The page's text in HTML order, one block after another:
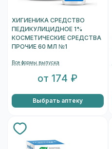
ХИГИЕНИКА СРЕДСТВО
ПЕДИКУЛИЦИДНОЕ 1%
КОСМЕТИЧЕСКИЕ СРЕДСТВА
ПРОЧИЕ 60 МЛ №1
Все формы выпуска
от 174 ₽
Выбрать аптеку